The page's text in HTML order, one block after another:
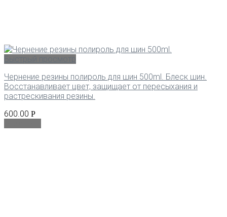
Чернение резины полироль для шин 500ml. Блеск шин.
Восстанавливает цвет, защищает от пересыхания и
растрескивания резины.
600.00 Р